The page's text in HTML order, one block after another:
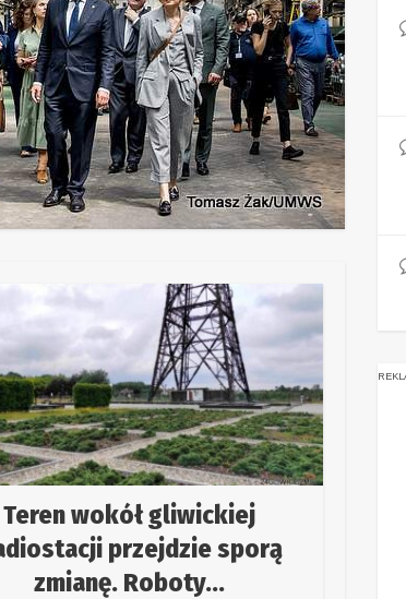
Teren wokół gliwickiej
przejdzie sporą
zmianę. Roboty...